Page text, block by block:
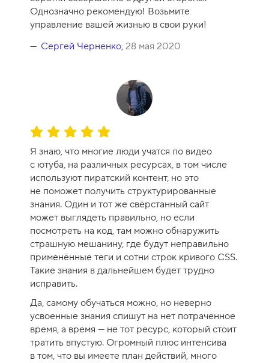
с
а
-
9
Однозначно рекомендую! Возьмите
управление вашей жизнью в свои руки!
Сергей Черненко, 28 мая 2020
О
ц
е
н
к
а
к
у
р
с
а
-
1
0
Я знаю, что многие люди учатся по видео
с ютуба, на различных ресурсах, в том числе
используют пиратский контент, но это
не поможет получить структурированные
знания. Один и тот же свёрстанный сайт
может выглядеть правильно, но если
посмотреть на код, там можно обнаружить
страшную мешанину, где будут неправильно
применённые теги и сотни строк кривого CSS.
Такие знания в дальнейшем будет трудно
исправить.
Да, самому обучаться можно, но неверно
усвоенные знания спишут на нет потраченное
время, а время — не тот ресурс, который стоит
тратить впустую. Огромный плюс интенсива
в том, что вы имеете план действий, много